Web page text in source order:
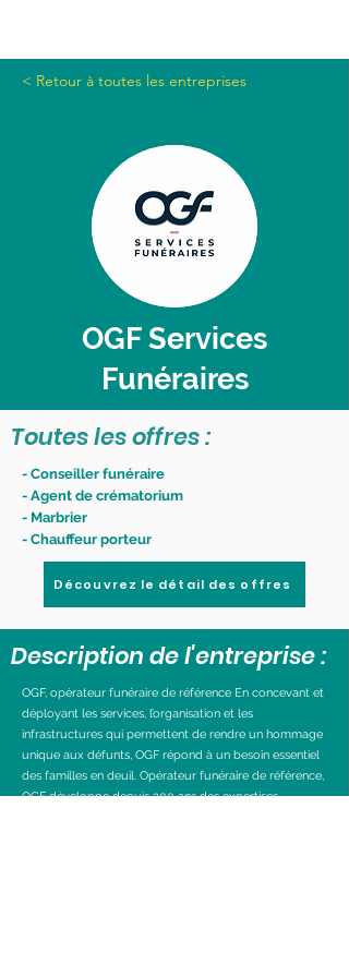
< Retour à toutes les entreprises
OGF Services
Funéraires
Toutes les offres :
- Conseiller funéraire
- Agent de crématorium
- Marbrier
- Chauffeur porteur
Découvrez le détail des offres
Description de l'entreprise :
OGF, opérateur funéraire de référence En concevant et
déployant les services, l’organisation et les
infrastructures qui permettent de rendre un hommage
unique aux défunts, OGF répond à un besoin essentiel
des familles en deuil. Opérateur funéraire de référence,
OGF développe depuis 200 ans des expertises